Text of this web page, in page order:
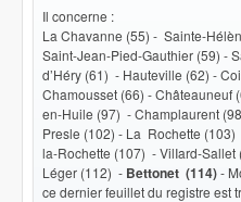
Il concerne :
La Chavanne (55) - Sainte-
Saint-Jean-Pied-Gauthier (59) -
d’Héry (61) - Hauteville (62) -
Chamousset (66) -
en-Huile (97) - Champlaurent
Presle (102) - La Rochette
la-Rochette (107) - VilIard-
Léger (112) - Bettonet (114)-
ce dernier feuillet du registre est